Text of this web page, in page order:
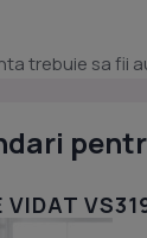
trebuie sa fii
VIDAT